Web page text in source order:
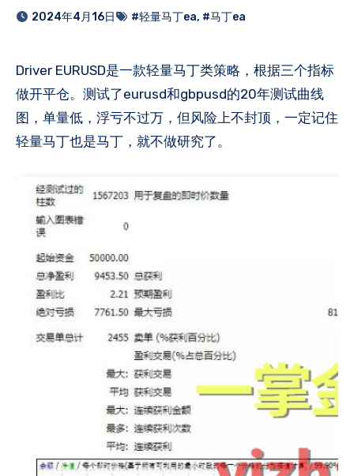
2024年4月16日 #轻量马丁ea, #马丁ea
Driver EURUSD是一款轻量马丁类策略，根据三个指标
做开平仓。测试了eurusd和gbpusd的20年测试曲线
图，单量低，浮亏不过万，但风险上不封顶，一定记住
轻量马丁也是马丁，就不做研究了。​